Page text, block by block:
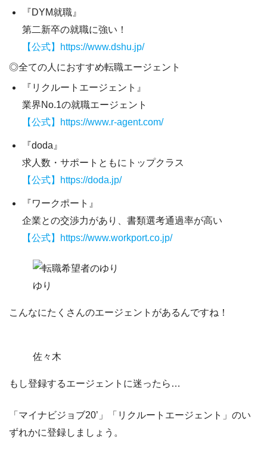
『DYM就職』
第二新卒の就職に強い！
【公式】https://www.dshu.jp/
◎全ての人におすすめ転職エージェント
『リクルートエージェント』
業界No.1の就職エージェント
【公式】https://www.r-agent.com/
『doda』
求人数・サポートともにトップクラス
【公式】https://doda.jp/
『ワークポート』
企業との交渉力があり、書類選考通過率が高い
【公式】https://www.workport.co.jp/
ゆり
こんなにたくさんのエージェントがあるんですね！
佐々木
もし登録するエージェントに迷ったら…
「マイナビジョブ20’」「リクルートエージェント」 のい
ずれかに登録しましょう。